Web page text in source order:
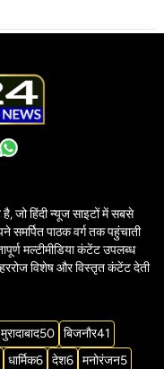
जो हिंदी न्यूज साइटों में सबसे
समर्पित पाठक वर्ग तक पहुंचाती
मल्टीमीडिया कंटेंट उपलब्ध
विशेष और विस्तृत कंटेंट देती
मुरादाबाद50 बिजनौर41
धार्मिक6 देश6 मनोरंजन5